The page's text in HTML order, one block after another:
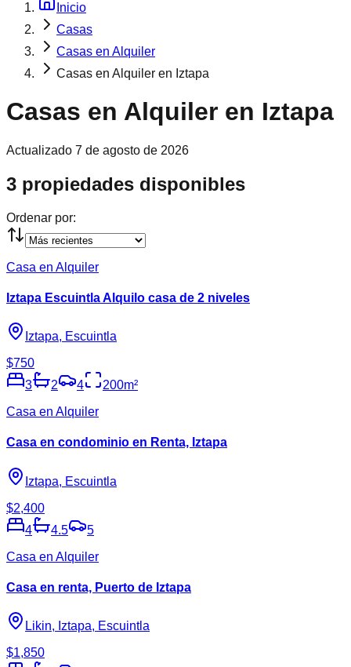
Inicio
Casas
Casas en Alquiler
Casas en Alquiler en Iztapa
Casas en Alquiler en Iztapa
Actualizado 7 de agosto de 2026
3 propiedades disponibles
Ordenar por:
Casa en Alquiler
Iztapa Escuintla Alquilo casa de 2 niveles
Iztapa, Escuintla
$750
3
2 4 200m²
Casa en Alquiler
Casa en condominio en Renta, Iztapa
Iztapa, Escuintla
$2,400
4
4.5
5
Casa en Alquiler
Casa en renta, Puerto de Iztapa
Likin, Iztapa, Escuintla
$1,850